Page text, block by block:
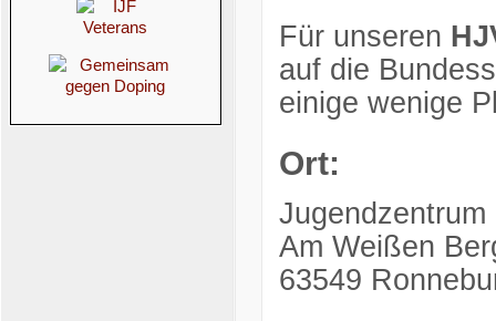
Für unseren
auf die
einige wenige
Ort:
Jugendzentrum
Am Weißen
63549